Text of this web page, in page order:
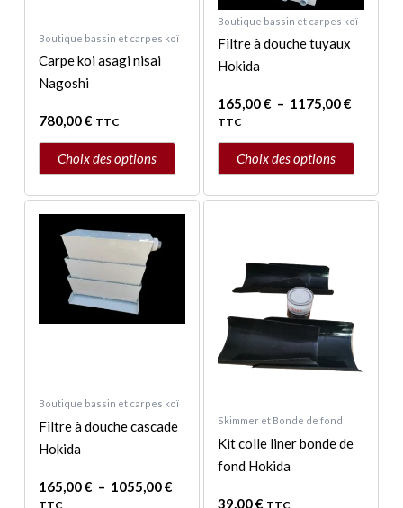
Boutique bassin et carpes koï
Carpe koi asagi nisai
Nagoshi
780,00€ TTC
Choix des options
options
peuvent
être
sur
la
page
produit
Boutique bassin et carpes koï
Filtre à douche tuyaux
Hokida
165,00€ – 1175,00€
TTC
Choix des options
Les
options
peuvent
être
choisies
sur
la
page
Boutique bassin et carpes koï
Filtre à douche cascade
Hokida
165,00€ – 1055,00€
Plage
1055,00 €
TTC
produit
plusieurs
variations.
Les
choisies
sur
la
page
du
Skimmer et Bonde de fond
Kit colle liner bonde de
fond Hokida
39,00€ TTC